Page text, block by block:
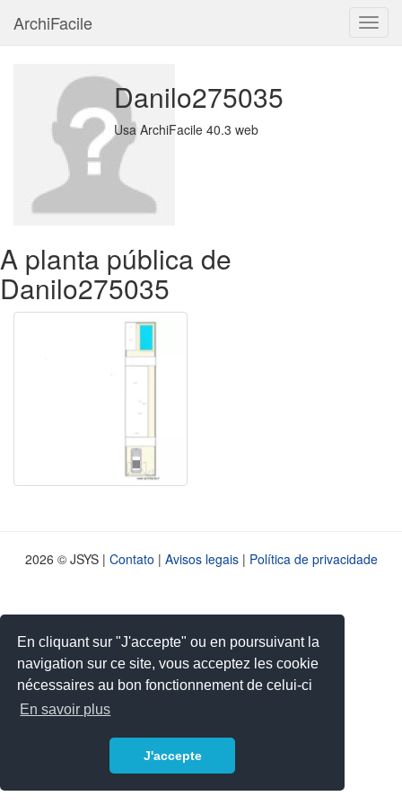
En cliquant sur "J'accepte" ou en poursuivant la
navigation sur ce site, vous acceptez les cookie
nécessaires au bon fonctionnement de celui-ci
En savoir plus
J'accepte
ArchiFacile
Danilo275035
Usa ArchiFacile 40.3 web
A planta pública de
Danilo275035
2026 © JSYS | Contato | Avisos legais| Política de privacidade